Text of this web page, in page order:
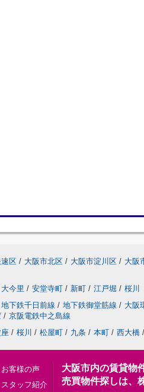
区 / 大阪市北区 / 大阪市淀川区 / 大阪
大今里 / 安堂寺町 / 新町 / 江戸堀 / 桜川
地下鉄千日前線 / 地下鉄御堂筋線 / 大阪
/ 京阪電鉄中之島線
座 / 桜川 / 松屋町 / 九条 / 本町 / 西大橋 /
お客様の声
スタッフ紹介
大阪市内の賃貸物
売買物件探しは、